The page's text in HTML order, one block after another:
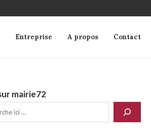
Entreprise A propos Contact
mairie72